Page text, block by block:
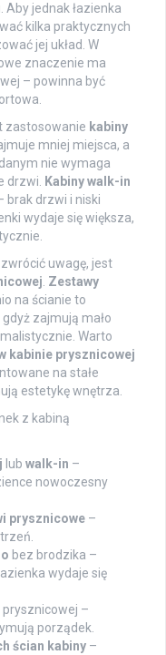
jednak łazienka
kilka praktycznych
jej układ. W
znaczenie ma
– powinna być
zastosowanie kabiny
mniej miejsca, a
nie wymaga
drzwi.
Kabiny walk-in
brak drzwi i niski
wydaje się większa,
uwagę, jest
Zestawy
na ścianie to
zajmują mało
Warto
kabinie prysznicowej
na stałe
estetykę wnętrza.
z kabiną
lub walk-in –
nowoczesny
prysznicowe –
bez brodzika –
wydaje się
prysznicowej –
porządek.
ścian kabiny –